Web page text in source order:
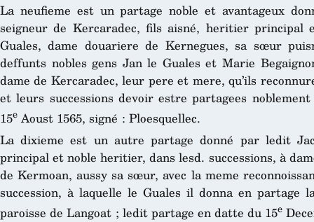
La neufieme est un partage noble et avantageux
seigneur de Kercaradec, fils aisné, heritier principal
Guales, dame douariere de Kernegues, sa sœur
deffunts nobles gens Jan le Guales et Marie
dame de Kercaradec, leur pere et mere, qu’ils
et leurs successions devoir estre partagees
15eAoust 1565, signé : Ploesquellec.
La dixieme est un autre partage donné par ledit
principal et noble heritier, dans lesd. successions, à
de Kermoan, aussy sa sœur, avec la meme
succession, à laquelle le Guales il donna en partage
paroisse de Langoat ; ledit partage en datte du 15e